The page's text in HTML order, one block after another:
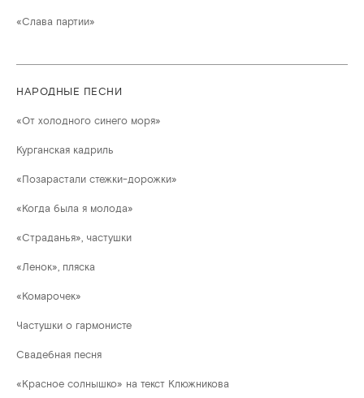
«Слава партии»
НАРОДНЫЕ ПЕСНИ
«От холодного синего моря»
Курганская кадриль
«Позарастали стежки-дорожки»
«Когда была я молода»
«Страданья», частушки
«Ленок», пляска
«Комарочек»
Частушки о гармонисте
Свадебная песня
«Красное солнышко» на текст Клюжникова